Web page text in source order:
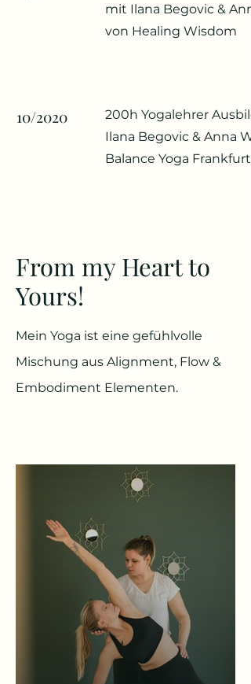
mit Ilana Begovic &
von Healing Wisdom
10/2020
200h Yogalehrer
Ilana Begovic & Anna
Balance Yoga Frankfurt
From my Heart to
Yours!
Mein Yoga ist eine gefühlvolle
Mischung aus Alignment, Flow &
Embodiment Elementen.